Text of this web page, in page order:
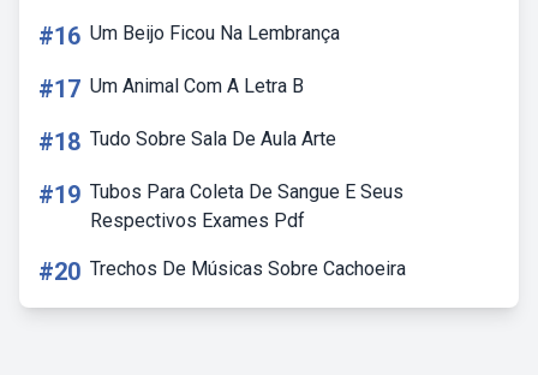
#16 Um Beijo Ficou Na Lembrança
#17 Um Animal Com A Letra B
#18 Tudo Sobre Sala De Aula Arte
#19 Tubos Para Coleta De Sangue E Seus
Respectivos Exames Pdf
#20 Trechos De Músicas Sobre Cachoeira